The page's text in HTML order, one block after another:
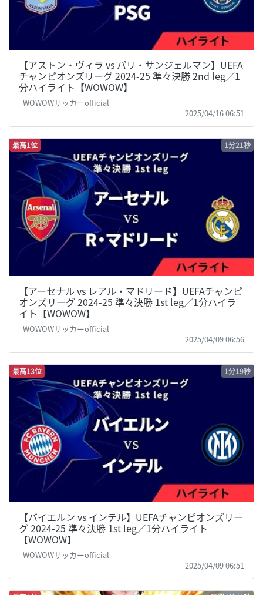
【アストン・ヴィラ vs パリ・サンジェルマン】UEFA
チャンピオンズリーグ 2024-25 準々決勝 2nd leg／1
分ハイライト【WOWOW】
WOWOWサッカーofficial
2025/04/16 06:51
最高1位 1分21秒
【アーセナル vs レアル・マドリード】UEFAチャンピ
オンズリーグ 2024-25 準々決勝 1st leg／1分ハイラ
イト【WOWOW】
WOWOWサッカーofficial
2025/04/09 06:56
最高13位 1分19秒
【バイエルン vs インテル】UEFAチャンピオンズリー
グ 2024-25 準々決勝 1st leg／1分ハイライト
【WOWOW】
WOWOWサッカーofficial
2025/04/09 06:51